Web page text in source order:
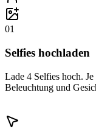
01
Selfies hochladen
Lade 4 Selfies hoch.
Beleuchtung und